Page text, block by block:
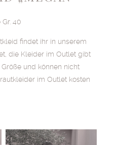
Gr. 40
findet ihr in unserem
die Kleider im Outlet gibt
und können nicht
im Outlet kosten